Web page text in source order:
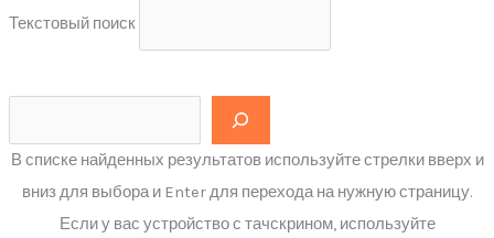
Текстовый поиск
В списке найденных результатов используйте стрелки вверх и
вниз для выбора и Enter для перехода на нужную страницу.
Если у вас устройство с тачскрином, используйте